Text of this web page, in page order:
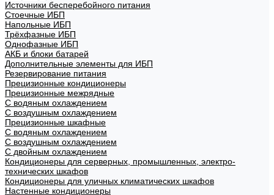
Источники бесперебойного питания
Стоечные ИБП
Напольные ИБП
Трёхфазные ИБП
Однофазные ИБП
АКБ и блоки батарей
Дополнительные элементы для ИБП
Резервирование питания
Прецизионные кондиционеры
Прецизионные межрядные
С водяным охлаждением
С воздушным охлаждением
Прецизионные шкафные
С водяным охлаждением
С воздушным охлаждением
С двойным охлаждением
Кондиционеры для серверных, промышленных, электро-
технических шкафов
Кондиционеры для уличных климатических шкафов
Настенные кондиционеры